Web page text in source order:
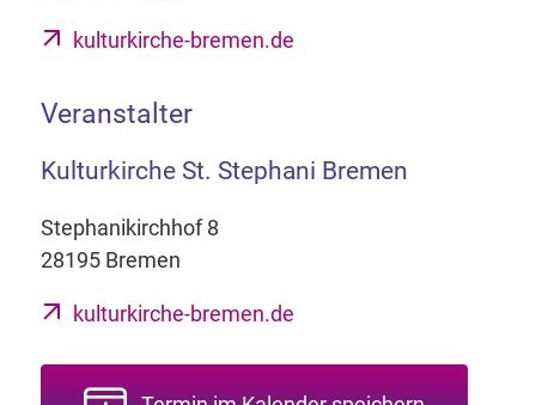
kulturkirche-bremen.de
Veranstalter
Kulturkirche St. Stephani Bremen
Stephanikirchhof 8
28195 Bremen
kulturkirche-bremen.de